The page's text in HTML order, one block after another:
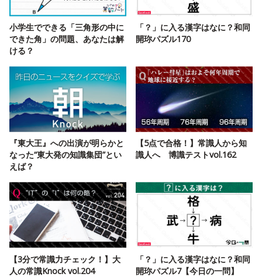
小学生でできる「三角形の中に
できた角」の問題、あなたは解
ける？
「？」に入る漢字はなに？和同
開珎パズル170
『東大王』への出演が明らかと
なった“東⼤発の知識集団”とい
えば？
【5点で合格！】常識人から知
識人へ 博識テストvol.162
【3分で常識力チェック！】大
人の常識Knock vol.204
「？」に入る漢字はなに？和同
開珎パズル7【今日の一問】